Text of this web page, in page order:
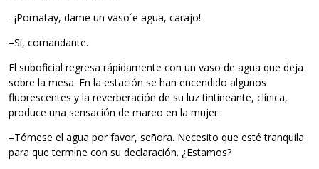
–¡Pomatay, dame un vaso´e agua, carajo!
–Sí, comandante.
El suboficial regresa rápidamente con un vaso de agua que deja
sobre la mesa. En la estación se han encendido algunos
fluorescentes y la reverberación de su luz tintineante, clínica,
produce una sensación de mareo en la mujer.
–Tómese el agua por favor, señora. Necesito que esté tranquila
para que termine con su declaración. ¿Estamos?